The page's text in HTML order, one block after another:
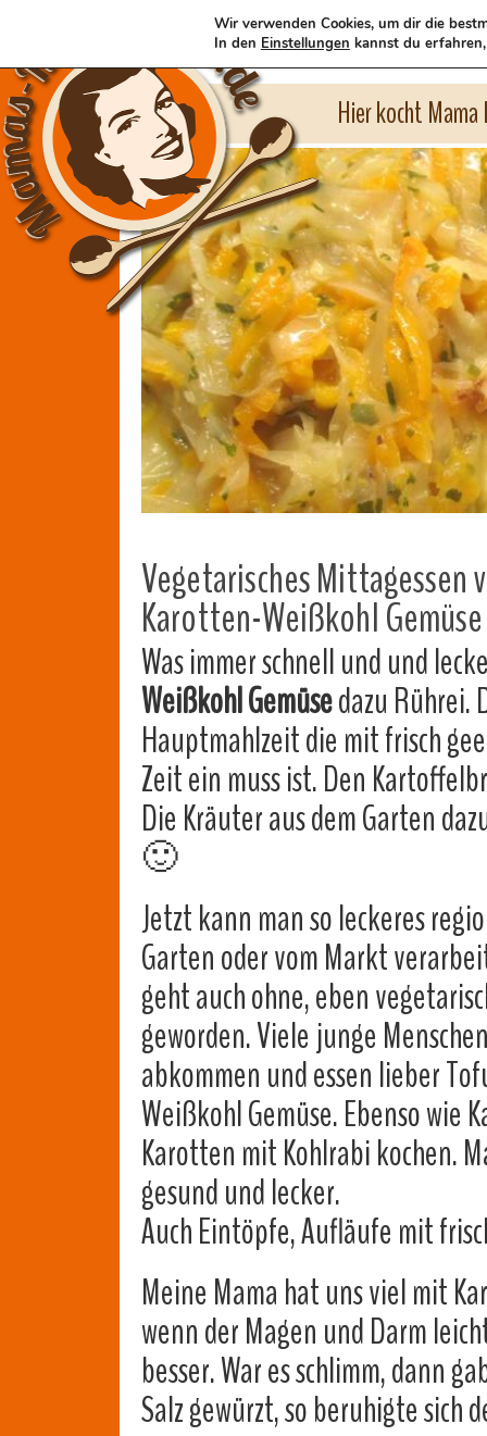
Hier kocht
Vegetarisches Mittagessen
Karotten-Weißkohl Gemüse
Was immer schnell und und
Weißkohl Gemüsedazu Rührei.
Hauptmahlzeit die mit frisch
Zeit ein muss ist. Den
Die Kräuter aus dem Garten
🙂
Jetzt kann man so leckeres
Garten oder vom Markt
geht auch ohne, eben
geworden. Viele junge
abkommen und essen lieber
Weißkohl Gemüse. Ebenso
Karotten mit Kohlrabi kochen.
gesund und lecker.
Auch Eintöpfe, Aufläufe mit
Meine Mama hat uns viel mit
wenn der Magen und Darm
besser. War es schlimm, dann
Salz gewürzt, so beruhigte sich
Wir verwenden Cookies, um dir die
In den Einstellungen kannst du